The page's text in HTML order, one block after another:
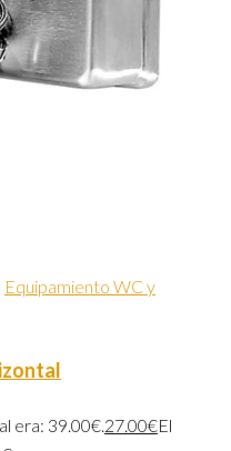
Equipamiento WC y
era: 39.00€.27.00€El